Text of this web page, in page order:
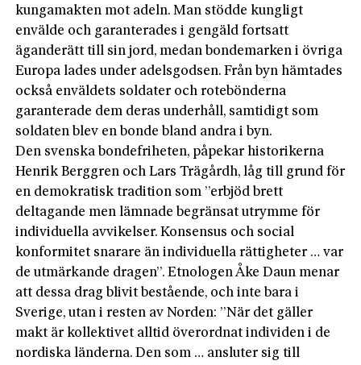
kungamakten mot adeln. Man stödde kungligt
envälde och garanterades i gengäld fortsatt
äganderätt till sin jord, medan bondemarken i övriga
Europa lades under adelsgodsen. Från byn hämtades
också enväldets soldater och rotebönderna
garanterade dem deras underhåll, samtidigt som
soldaten blev en bonde bland andra i byn.
Den svenska bondefriheten, påpekar historikerna
Henrik Berggren och Lars Trägårdh, låg till grund för
en demokratisk tradition som ”erbjöd brett
deltagande men lämnade begränsat utrymme för
individuella avvikelser. Konsensus och social
konformitet snarare än individuella rättigheter … var
de utmärkande dragen”. Etnologen Åke Daun menar
att dessa drag blivit bestående, och inte bara i
Sverige, utan i resten av Norden: ”När det gäller
makt är kollektivet alltid överordnat individen i de
nordiska länderna. Den som … ansluter sig till